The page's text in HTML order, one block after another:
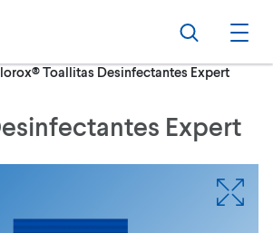
Search
Toallitas Desinfectantes Expert
Expert